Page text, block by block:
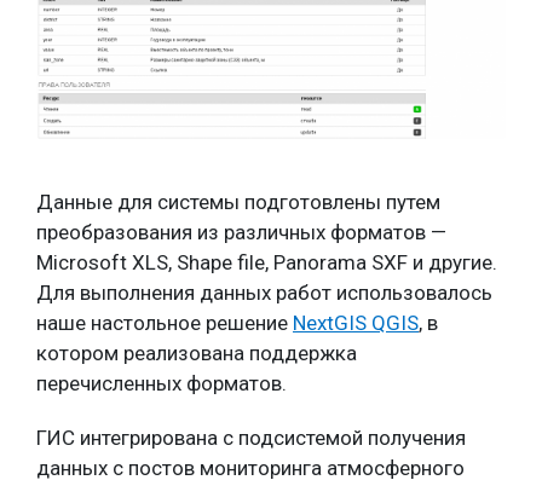
Данные для системы подготовлены путем
преобразования из различных форматов —
Microsoft XLS, Shape file, Panorama SXF и другие.
Для выполнения данных работ использовалось
наше настольное решение NextGIS QGIS, в
котором реализована поддержка
перечисленных форматов.
ГИС интегрирована с подсистемой получения
данных с постов мониторинга атмосферного